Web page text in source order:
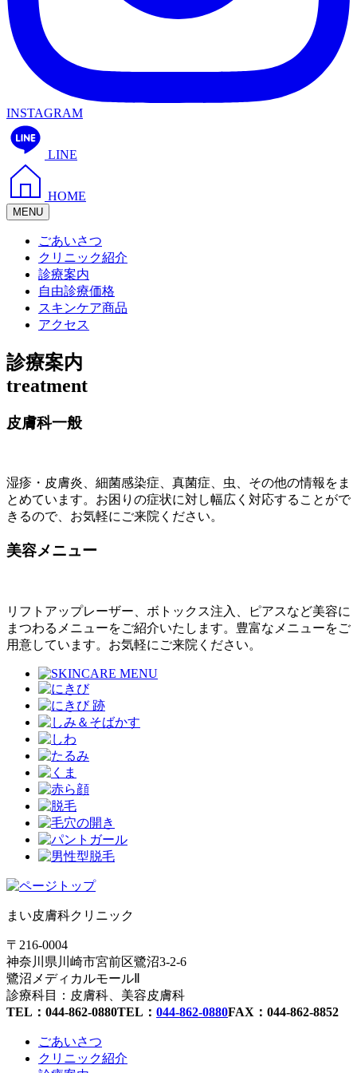
INSTAGRAM
LINE
HOME
MENU
ごあいさつ
クリニック紹介
診療案内
自由診療価格
スキンケア商品
アクセス
診療案内
treatment
皮膚科一般
湿疹・皮膚炎、細菌感染症、真菌症、虫、その他の情報をま
とめています。お困りの症状に対し幅広く対応することがで
きるので、お気軽にご来院ください。
美容メニュー
リフトアップレーザー、ボトックス注入、ピアスなど美容に
まつわるメニューをご紹介いたします。豊富なメニューをご
用意しています。お気軽にご来院ください。
まい皮膚科クリニック
〒216-0004
神奈川県川崎市宮前区鷺沼3-2-6
鷺沼メディカルモールⅡ
診療科目：皮膚科、美容皮膚科
TEL：044-862-0880TEL： 044-862-0880FAX：044-862-8852
ごあいさつ
クリニック紹介